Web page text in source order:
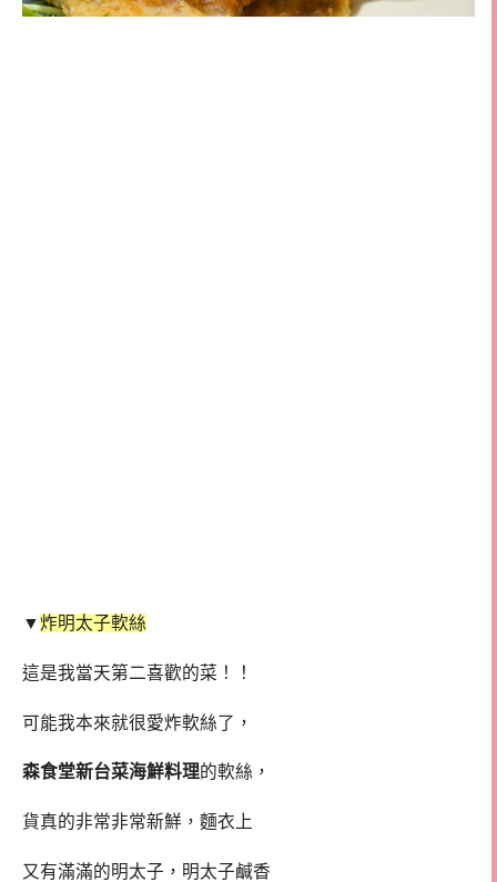
▼炸明太子軟絲
這是我當天第二喜歡的菜！！
可能我本來就很愛炸軟絲了，
森食堂新台菜海鮮料理的軟絲，
貨真的非常非常新鮮，麵衣上
又有滿滿的明太子，明太子鹹香